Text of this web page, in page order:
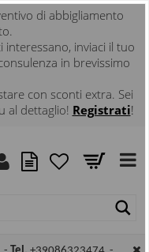
di abbigliamento
interessano, inviaci il tuo
in brevissimo
con sconti extra. Sei
al dettaglio! Registrati!